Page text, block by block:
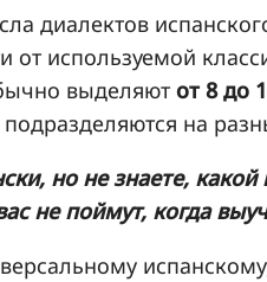
диалектов
от используемой
выделяют от 8 до
на
но не знаете,
не поймут, когда